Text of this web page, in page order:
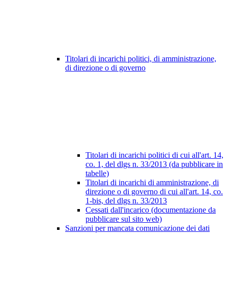
Titolari di incarichi politici, di amministrazione,
di direzione o di governo
Titolari di incarichi politici di cui all'art. 14,
co. 1, del dlgs n. 33/2013 (da pubblicare in
tabelle)
Titolari di incarichi di amministrazione, di
direzione o di governo di cui all'art. 14, co.
1-bis, del dlgs n. 33/2013
Cessati dall'incarico (documentazione da
pubblicare sul sito web)
Sanzioni per mancata comunicazione dei dati